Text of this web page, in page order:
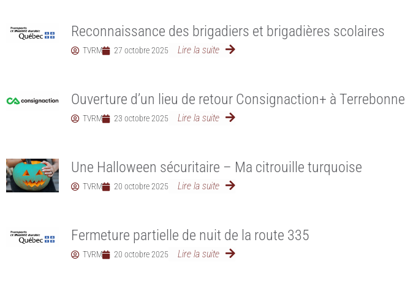
Reconnaissance des brigadiers et brigadières scolaires
TVRM 27 octobre 2025 Lire la suite
Ouverture d’un lieu de retour Consignaction+ à Terrebonne
TVRM 23 octobre 2025 Lire la suite
Une Halloween sécuritaire – Ma citrouille turquoise
TVRM 20 octobre 2025 Lire la suite
Fermeture partielle de nuit de la route 335
TVRM 20 octobre 2025 Lire la suite